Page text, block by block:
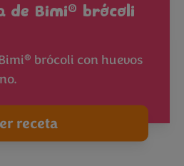
de Bimi® brócoli
® brócoli con huevos
receta